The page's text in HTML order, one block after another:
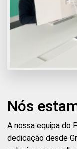
Nós
A nossa equipa do
dedicação desde